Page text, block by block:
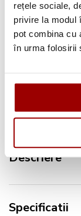
rețele sociale,
privire la modul
pot combina cu
în urma folosirii
Pana la
12
Retur in
Urmareste-ne
Descriere
Specificatii